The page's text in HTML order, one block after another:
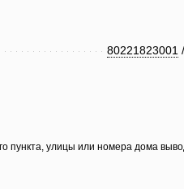
80221823001
пункта, улицы или номера дома